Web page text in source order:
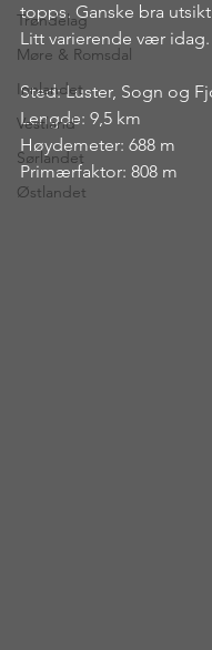
Trøndelag
Møre & Romsdal
Innlandet
Vestland
Sørlandet
Østlandet
topps. Ganske bra
Litt varierende vær idag.
Sted: Luster, Sogn og
Lengde: 9,5 km
Høydemeter: 688 m
Primærfaktor: 808 m